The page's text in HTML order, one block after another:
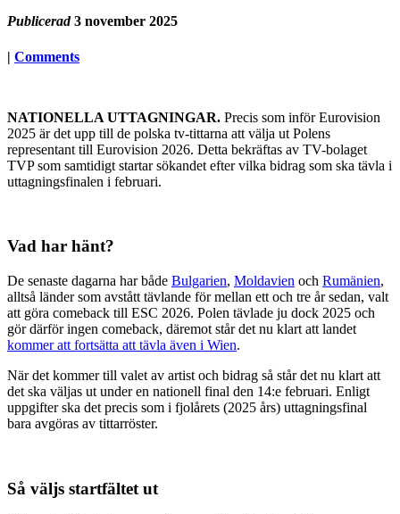
Publicerad 3 november 2025
| Comments
NATIONELLA UTTAGNINGAR. Precis som inför Eurovision
2025 är det upp till de polska tv-tittarna att välja ut Polens
representant till Eurovision 2026. Detta bekräftas av TV-bolaget
TVP som samtidigt startar sökandet efter vilka bidrag som ska tävla i
uttagningsfinalen i februari.
Vad har hänt?
De senaste dagarna har både Bulgarien, Moldavien och Rumänien,
alltså länder som avstått tävlande för mellan ett och tre år sedan, valt
att göra comeback till ESC 2026. Polen tävlade ju dock 2025 och
gör därför ingen comeback, däremot står det nu klart att landet
kommer att fortsätta att tävla även i Wien.
När det kommer till valet av artist och bidrag så står det nu klart att
det ska väljas ut under en nationell final den 14:e februari. Enligt
uppgifter ska det precis som i fjolårets (2025 års) uttagningsfinal
bara avgöras av tittarröster.
Så väljs startfältet ut